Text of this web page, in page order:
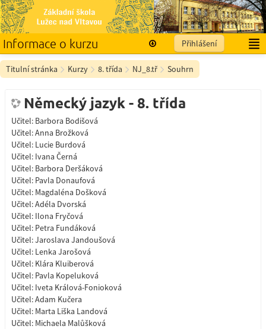
Informace o kurzu Přihlášení
Titulní stránka Kurzy 8. třída NJ_8.tř Souhrn
Německý jazyk - 8. třída
Učitel: Barbora Bodišová
Učitel:Anna Brožková
Učitel: Lucie Burdová
Učitel: Ivana Černá
Učitel: Barbora Deršáková
Učitel: Pavla Donaufová
Učitel: Magdaléna Došková
Učitel:Adéla Dvorská
Učitel: Ilona Fryčová
Učitel: Petra Fundáková
Učitel:Jaroslava Jandoušová
Učitel: Lenka Jarošová
Učitel: Klára Kluiberová
Učitel: Pavla Kopeluková
Učitel: Iveta Králová-Fonioková
Učitel:Adam Kučera
Učitel: Marta Liška Landová
Učitel: Michaela Malůšková